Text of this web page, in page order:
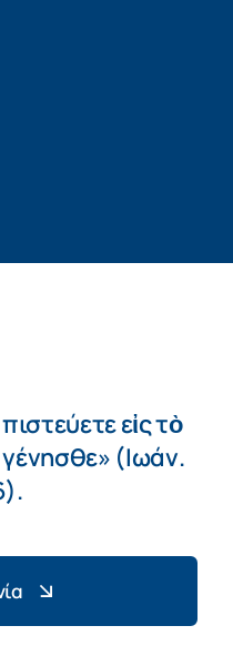
εἰς τὸ
(Ιωάν.